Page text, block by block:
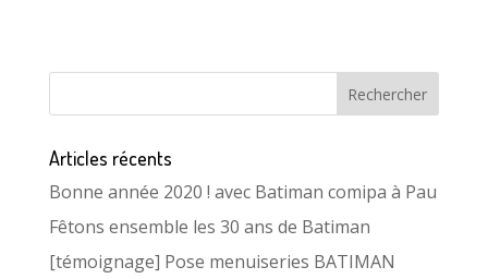
Articles récents
Bonne année 2020 ! avec Batiman comipa à Pau
Fêtons ensemble les 30 ans de Batiman
[témoignage] Pose menuiseries BATIMAN